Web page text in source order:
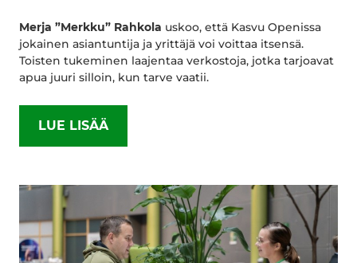
Merja ”Merkku” Rahkola uskoo, että Kasvu Openissa
jokainen asiantuntija ja yrittäjä voi voittaa itsensä.
Toisten tukeminen laajentaa verkostoja, jotka tarjoavat
apua juuri silloin, kun tarve vaatii.
LUE LISÄÄ